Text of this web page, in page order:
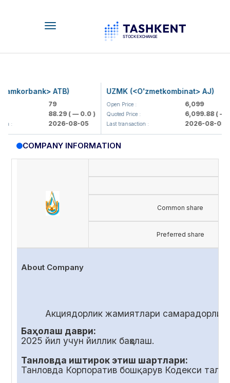
Toggle
ATB)
79
88.29( — 0.0 )
2026-08-05
UZMK (<O'zmetkombinat> AJ)
Open Price : 6,099
Quoted Price : 6,099.88( —
Last transaction : 2026-08-05
COMPANY INFORMATION
Common share
Preferred share
About Company
Акциядорлик жамиятлари
Баҳолаш даври:
2025 йил учун йиллик баҳолаш.
Танловда иштирок этиш шартлари:
Танловда Корпоратив бошқарув Кодекси